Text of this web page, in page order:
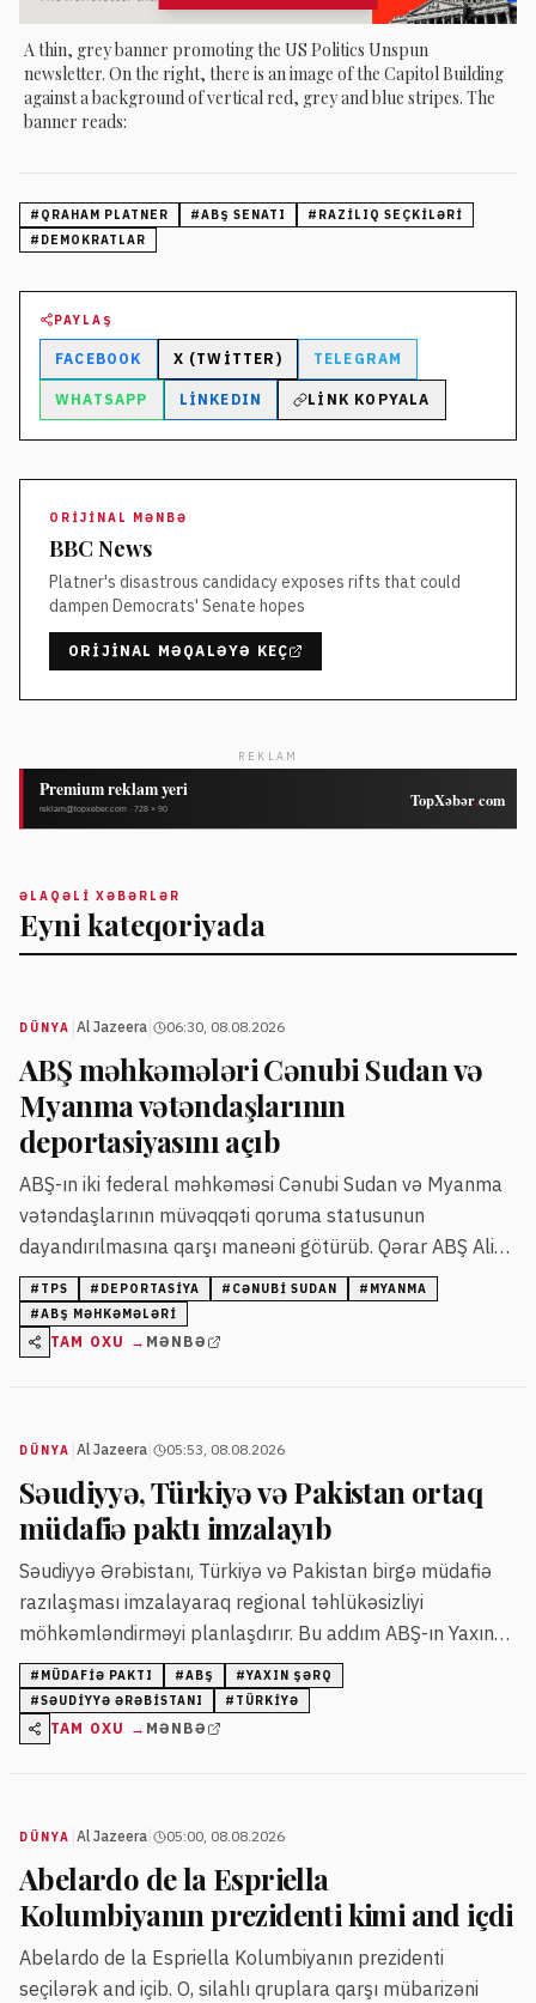
A thin, grey banner promoting the US Politics Unspun
newsletter. On the right, there is an image of the Capitol Building
against a background of vertical red, grey and blue stripes. The
banner reads:
# QRAHAM PLATNER #ABŞ SENATI # RAZILIQ SEÇKILƏRI
# DEMOKRATLAR
PAYLAŞ
FACEBOOK X (TWITTER) TELEGRAM
WHATSAPP LINKEDIN LINK KOPYALA
ORIJINAL MƏNBƏ
BBC News
Platner's disastrous candidacy exposes rifts that could
dampen Democrats' Senate hopes
ORIJINAL MƏQALƏYƏ KEÇ
REKLAM
ƏLAQƏLI XƏBƏRLƏR
Eyni kateqoriyada
DÜNYA Al Jazeera 06:30, 08.08.2026
ABŞ məhkəmələri Cənubi Sudan və
Myanma vətəndaşlarının
deportasiyasını açıb
ABŞ-ın iki federal məhkəməsi Cənubi Sudan və Myanma
vətəndaşlarının müvəqqəti qoruma statusunun
dayandırılmasına qarşı maneəni götürüb. Qərar ABŞ Ali
Məhkəməsinin oxşar işlərdə verdiyi qərarlara əsaslanır.
# TPS # DEPORTASIYA # CƏNUBI SUDAN # MYANMA
#ABŞ MƏHKƏMƏLƏRI
TAM OXU → MƏNBƏ
DÜNYA Al Jazeera 05:53, 08.08.2026
Səudiyyə, Türkiyə və Pakistan ortaq
müdafiə paktı imzalayıb
Səudiyyə Ərəbistanı, Türkiyə və Pakistan birgə müdafiə
razılaşması imzalayaraq regional təhlükəsizliyi
möhkəmləndirməyi planlaşdırır. Bu addım ABŞ-ın Yaxın
Şərqdəki mövqeyinə dair suallar yaradıb.
# MÜDAFIƏ PAKTI #ABŞ #YAXIN ŞƏRQ
#SƏUDIYYƏ ƏRƏBISTANI # TÜRKIYƏ
TAM OXU → MƏNBƏ
DÜNYA Al Jazeera 05:00, 08.08.2026
Abelardo de la Espriella
Kolumbiyanın prezidenti kimi and içdi
Abelardo de la Espriella Kolumbiyanın prezidenti
seçilərək and içib. O, silahlı qruplara qarşı mübarizəni